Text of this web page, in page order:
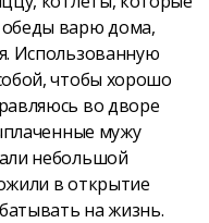
варю дома,
Использованную
чтобы хорошо
во дворе
мужу
небольшой
в открытие
на жизнь.